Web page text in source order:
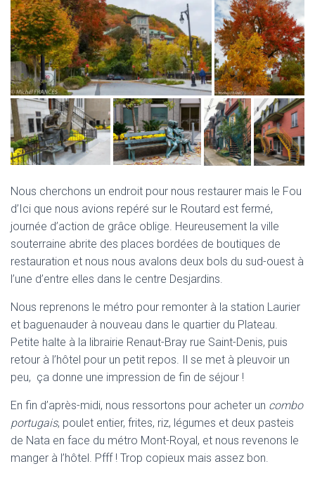
Nous cherchons un endroit pour nous restaurer mais le Fou
d’Ici que nous avions repéré sur le Routard est fermé,
journée d’action de grâce oblige. Heureusement la ville
souterraine abrite des places bordées de boutiques de
restauration et nous nous avalons deux bols du sud-ouest à
l’une d’entre elles dans le centre Desjardins.
Nous reprenons le métro pour remonter à la station Laurier
et baguenauder à nouveau dans le quartier du Plateau.
Petite halte à la librairie Renaut-Bray rue Saint-Denis, puis
retour à l’hôtel pour un petit repos. Il se met à pleuvoir un
peu, ça donne une impression de fin de séjour !
En fin d’après-midi, nous ressortons pour acheter un combo
portugais, poulet entier, frites, riz, légumes et deux pasteis
de Nata en face du métro Mont-Royal, et nous revenons le
manger à l’hôtel. Pfff ! Trop copieux mais assez bon.